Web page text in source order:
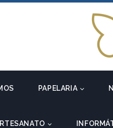
PAPELARIA